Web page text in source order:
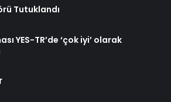
Tutuklandı
YES-TR’de ‘çok iyi’ olarak